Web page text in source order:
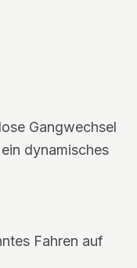
Gangwechsel
dynamisches
Fahren auf